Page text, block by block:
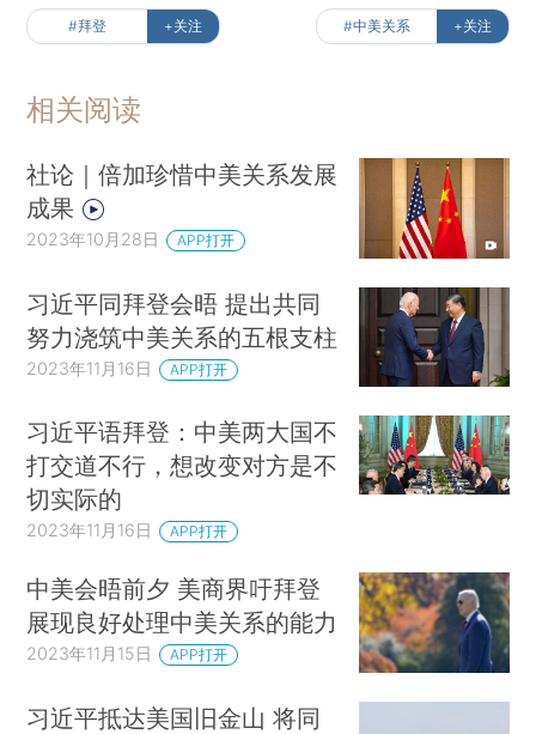
#拜登 +关注 #中美关系 +关注
相关阅读
社论｜倍加珍惜中美关系发展
成果
2023年10月28日 APP打开
习近平同拜登会晤 提出共同
努力浇筑中美关系的五根支柱
2023年11月16日 APP打开
习近平语拜登：中美两大国不
打交道不行，想改变对方是不
切实际的
2023年11月16日 APP打开
中美会晤前夕 美商界吁拜登
展现良好处理中美关系的能力
2023年11月15日 APP打开
习近平抵达美国旧金山 将同